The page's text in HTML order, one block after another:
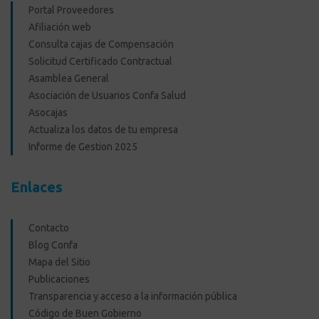
Portal Proveedores
Afiliación web
Consulta cajas de Compensación
Solicitud Certificado Contractual
Asamblea General
Asociación de Usuarios Confa Salud
Asocajas
Actualiza los datos de tu empresa
Informe de Gestion 2025
Enlaces
Contacto
Blog Confa
Mapa del Sitio
Publicaciones
Transparencia y acceso a la información pública
Código de Buen Gobierno